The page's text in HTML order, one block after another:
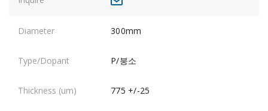
300mm
P/붕소
775 +/-25